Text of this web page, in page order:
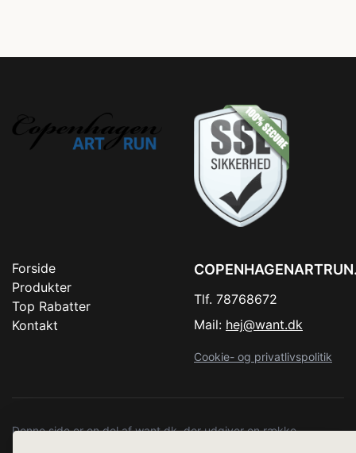
Forside
Produkter
Top Rabatter
Kontakt
Tlf. 78768672
Mail: hej@want.dk
Cookie- og privatlivspolitik
Denne side er en del af want.dk, der udgiver en række